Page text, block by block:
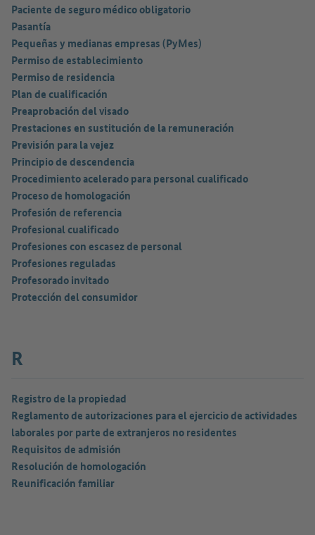
Paciente de seguro médico obligatorio
Pasantía
Pequeñas y medianas empresas (PyMes)
Permiso de establecimiento
Permiso de residencia
Plan de cualificación
Preaprobación del visado
Prestaciones en sustitución de la remuneración
Previsión para la vejez
Principio de descendencia
Procedimiento acelerado para personal cualificado
Proceso de homologación
Profesión de referencia
Profesional cualificado
Profesiones con escasez de personal
Profesiones reguladas
Profesorado invitado
Protección del consumidor
R
Registro de la propiedad
Reglamento de autorizaciones para el ejercicio de actividades
laborales por parte de extranjeros no residentes
Requisitos de admisión
Resolución de homologación
Reunificación familiar